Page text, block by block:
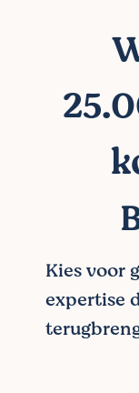
Kies voor
expertise